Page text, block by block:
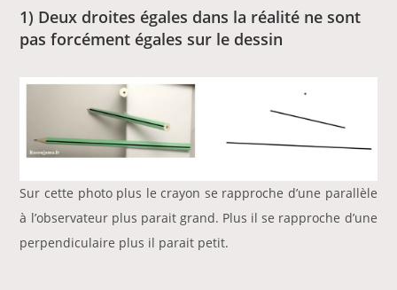
1) Deux droites égales dans la réalité ne sont
pas forcément égales sur le dessin
Sur cette photo plus le crayon se rapproche d’une parallèle
à l’observateur plus parait grand. Plus il se rapproche d’une
perpendiculaire plus il parait petit.